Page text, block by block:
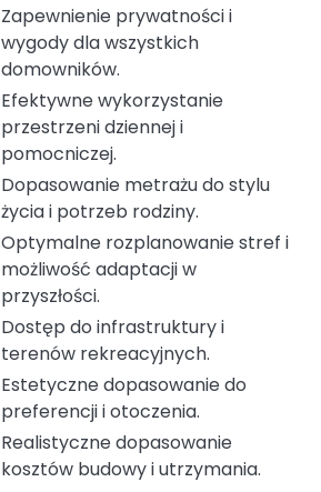
Zapewnienie prywatności i
wygody dla wszystkich
domowników.
Efektywne wykorzystanie
przestrzeni dziennej i
pomocniczej.
Dopasowanie metrażu do stylu
życia i potrzeb rodziny.
Optymalne rozplanowanie stref i
możliwość adaptacji w
przyszłości.
Dostęp do infrastruktury i
terenów rekreacyjnych.
Estetyczne dopasowanie do
preferencji i otoczenia.
Realistyczne dopasowanie
kosztów budowy i utrzymania.